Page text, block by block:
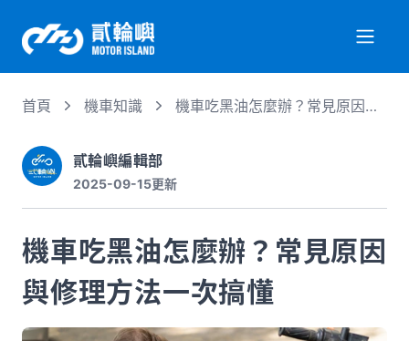
服務項目
機車行情
首頁 機車知識
機車吃黑油怎麼辦？常見原因與
貳輪嶼編輯部
2025-09-15更新
機車吃黑油怎麼辦？常見原因
與修理方法一次搞懂